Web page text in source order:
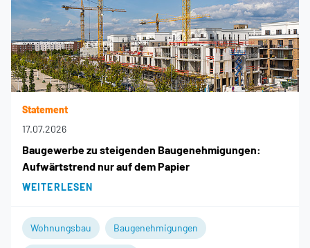
Statement
17.07.2026
Baugewerbe zu steigenden Baugenehmigungen:
Aufwärtstrend nur auf dem Papier
WEITERLESEN
Wohnungsbau Baugenehmigungen